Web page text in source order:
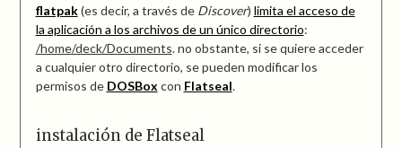
flatpak(es decir, a través de Discover) limita el acceso de
la aplicación a los archivos de un único directorio:
/home/deck/Documents. no obstante, si se quiere acceder
a cualquier otro directorio, se pueden modificar los
permisos de DOSBox con Flatseal.
instalación de Flatseal